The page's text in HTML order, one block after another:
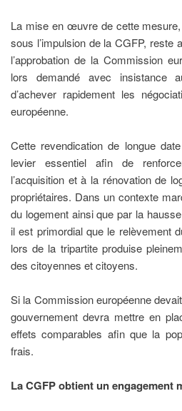
La mise en œuvre de cette
sous l’impulsion de la CGFP, reste
l’approbation de la Commission
lors demandé avec insistance
d’achever rapidement les
européenne.
Cette revendication de longue
levier essentiel afin de
l’acquisition et à la rénovation de
propriétaires. Dans un contexte
du logement ainsi que par la
il est primordial que le relèvement
lors de la tripartite produise
des citoyennes et citoyens.
Si la Commission européenne
gouvernement devra mettre en
effets comparables afin que la
frais.
La CGFP obtient un engagement